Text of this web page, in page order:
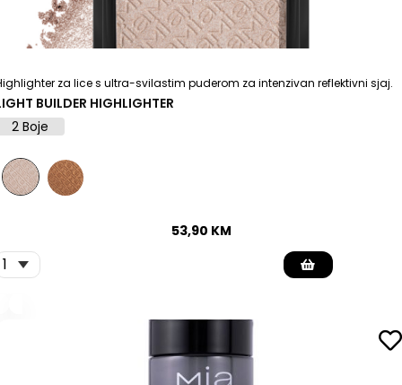
za lice s ultra-svilastim puderom za intenzivan reflektivni sjaj.
BUILDER HIGHLIGHTER
2 Boje
53,90 KM